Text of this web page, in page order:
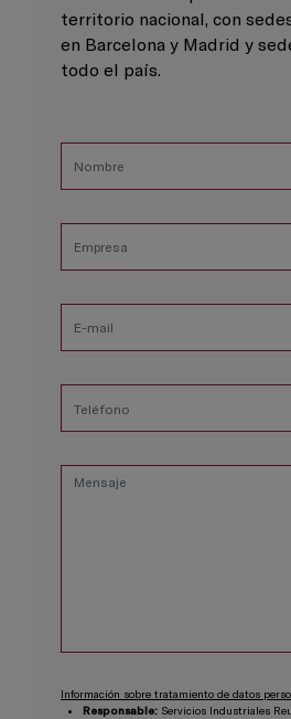
territorio nacional, con
en Barcelona y Madrid y
todo el país.
Información sobre tratamiento de datos
Responsable: Servicios Industriales